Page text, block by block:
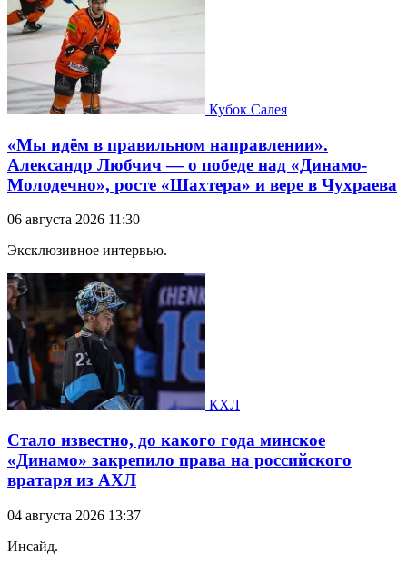
Кубок Салея
«Мы идём в правильном направлении».
Александр Любчич — о победе над «Динамо-
Молодечно», росте «Шахтера» и вере в Чухраева
06 августа 2026 11:30
Эксклюзивное интервью.
КХЛ
Стало известно, до какого года минское
«Динамо» закрепило права на российского
вратаря из АХЛ
04 августа 2026 13:37
Инсайд.